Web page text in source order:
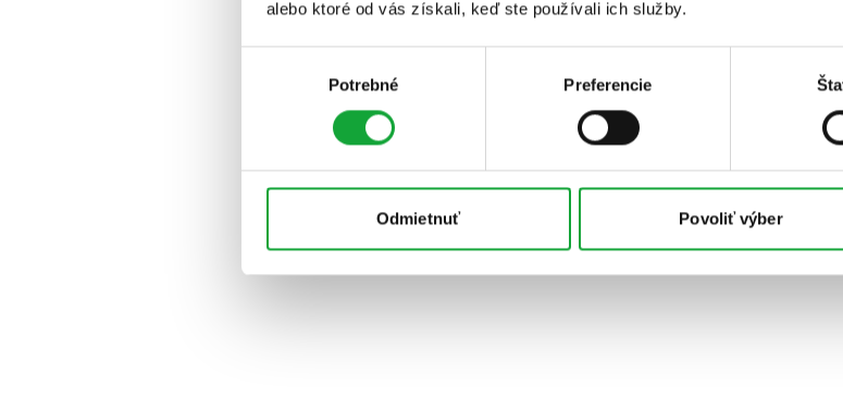
alebo ktoré od vás získali, keď ste používali ich služby.
Potrebné Preferencie
Odmietnuť Povoliť výber